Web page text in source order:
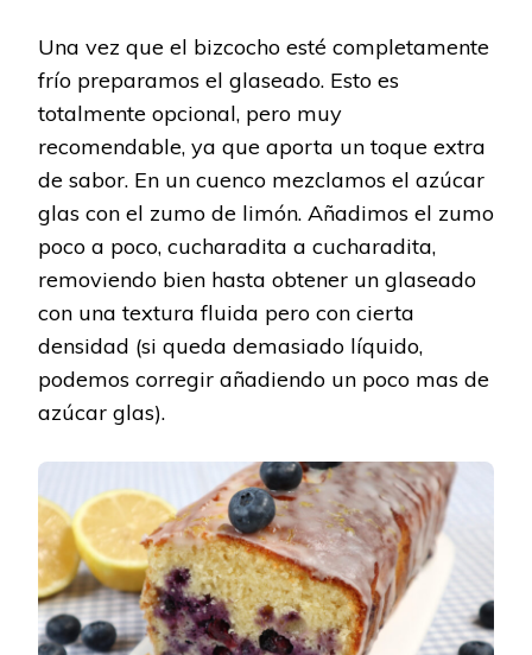
Una vez que el bizcocho esté completamente
frío preparamos el glaseado. Esto es
totalmente opcional, pero muy
recomendable, ya que aporta un toque extra
de sabor. En un cuenco mezclamos el azúcar
glas con el zumo de limón. Añadimos el zumo
poco a poco, cucharadita a cucharadita,
removiendo bien hasta obtener un glaseado
con una textura fluida pero con cierta
densidad (si queda demasiado líquido,
podemos corregir añadiendo un poco mas de
azúcar glas).